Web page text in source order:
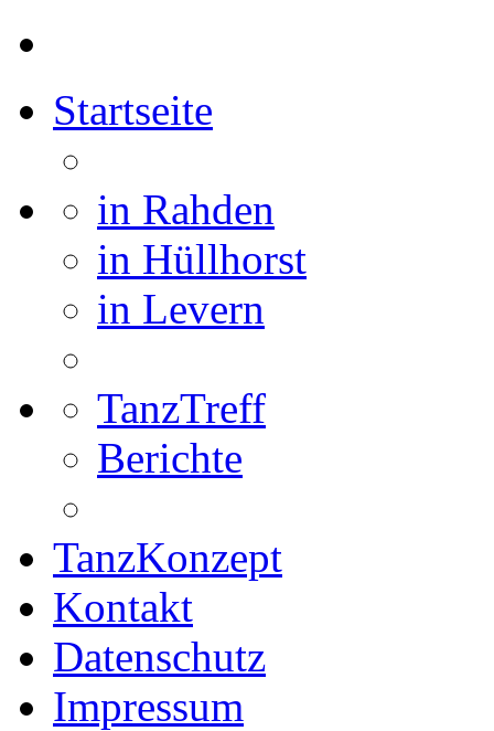
Startseite
in Rahden
in Hüllhorst
in Levern
TanzTreff
Berichte
TanzKonzept
Kontakt
Datenschutz
Impressum